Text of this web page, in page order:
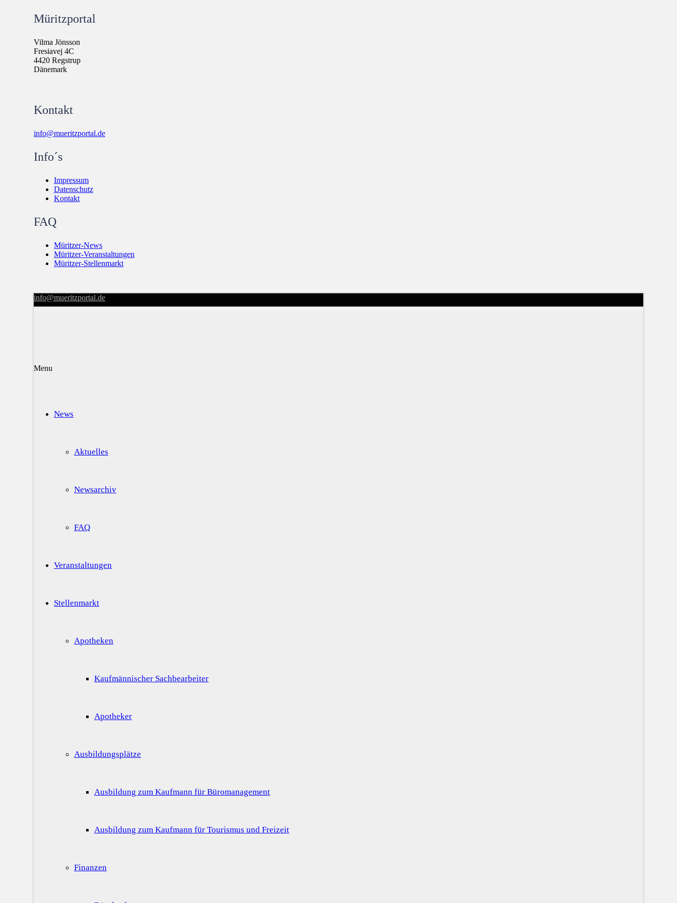
Müritzportal
Vilma Jönsson
Fresiavej 4C
4420 Regstrup
Dänemark
Kontakt
info@mueritzportal.de
Info´s
Impressum
Datenschutz
Kontakt
FAQ
Müritzer-News
Müritzer-Veranstaltungen
Müritzer-Stellenmarkt
info@mueritzportal.de
Menu
News
Aktuelles
Newsarchiv
FAQ
Veranstaltungen
Stellenmarkt
Apotheken
Kaufmännischer Sachbearbeiter
Apotheker
Ausbildungsplätze
Ausbildung zum Kaufmann für Büromanagement
Ausbildung zum Kaufmann für Tourismus und Freizeit
Finanzen